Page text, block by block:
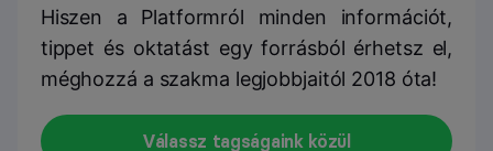
Hiszen a Platformról minden információt,
tippet és oktatást egy forrásból érhetsz el,
méghozzá a szakma legjobbjaitól 2018 óta!
Válassz tagságaink közül